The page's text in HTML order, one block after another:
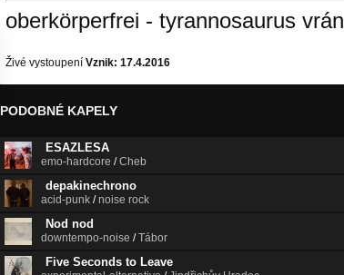
oberkörperfrei - tyrannosaurus vrán
Živé vystoupení Vznik: 17.4.2016
PODOBNÉ KAPELY
ESAZLESA
emo-hardcore /Cheb
depakinechrono
acid-punk /noise rock
Nod nod
downtempo-noise /Tábor
Five Seconds to Leave